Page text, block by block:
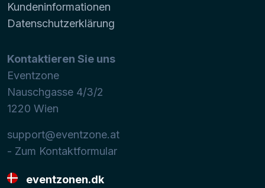
Kundeninformationen
Datenschutzerklärung
Kontaktieren Sie uns
Eventzone
Nauschgasse 4/3/2
1220 Wien
support@eventzone.at
- Zum Kontaktformular
eventzonen.dk